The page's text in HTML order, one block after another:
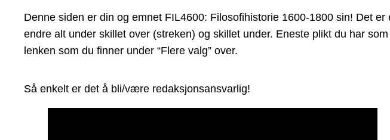
Denne siden er din og emnet FIL4600: Filosofihistorie 1600-1800 sin! Det
endre alt under skillet over (streken) og skillet under. Eneste plikt du har
lenken som du finner under “Flere valg” over.
Så enkelt er det å bli/være redaksjonsansvarlig!